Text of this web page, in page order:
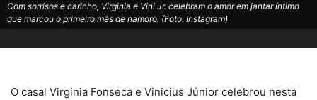
Com sorrisos e carinho, Virginia e Vini Jr. celebram o amor em jantar íntimo
que marcou o primeiro mês de namoro. (Foto: Instagram)
O casal Virginia Fonseca e Vinicius Júnior celebrou nesta